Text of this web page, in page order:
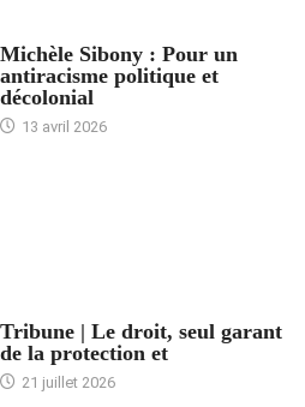
Michèle Sibony : Pour un
antiracisme politique et
décolonial
13 avril 2026
Tribune | Le droit, seul garant
de la protection et
21 juillet 2026